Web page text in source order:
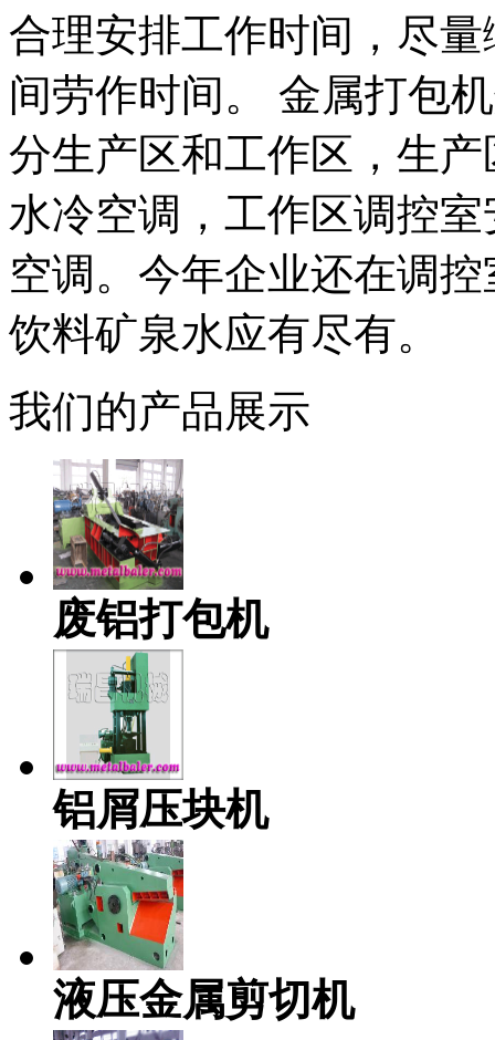
合理安排工作时间，尽
间劳作时间。 金属打包
分生产区和工作区，生
水冷空调，工作区调控
空调。今年企业还在调
饮料矿泉水应有尽有。
我们的产品展示
废铝打包机
铝屑压块机
液压金属剪切机